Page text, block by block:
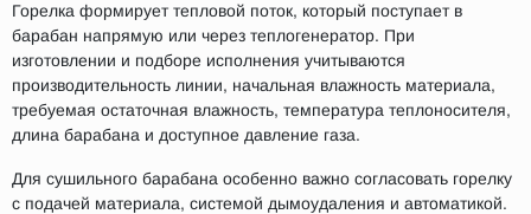
Горелка формирует тепловой поток, который поступает в
барабан напрямую или через теплогенератор. При
изготовлении и подборе исполнения учитываются
производительность линии, начальная влажность материала,
требуемая остаточная влажность, температура теплоносителя,
длина барабана и доступное давление газа.
Для сушильного барабана особенно важно согласовать горелку
с подачей материала, системой дымоудаления и автоматикой.